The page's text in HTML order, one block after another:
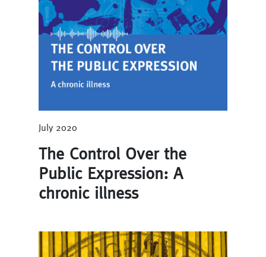
July 2020
The Control Over the
Public Expression: A
chronic illness